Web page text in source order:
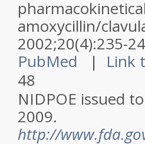
amoxycillin/
2002;20(4):235-
PubMed
| Link
48
NIDPOE issued
2009.
http://